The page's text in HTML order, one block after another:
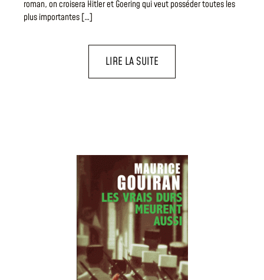
roman, on croisera Hitler et Goering qui veut posséder toutes les
plus importantes […]
LIRE LA SUITE